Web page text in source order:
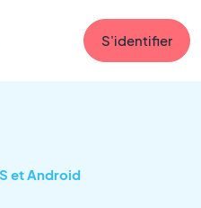
S'identifier
et Android